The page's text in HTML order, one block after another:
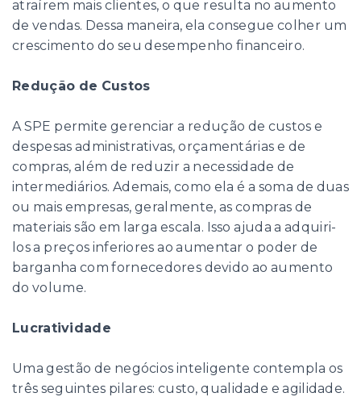
atraírem mais clientes, o que resulta no aumento
de vendas. Dessa maneira, ela consegue colher um
crescimento do seu desempenho financeiro.
Redução de Custos
A SPE permite gerenciar a redução de custos e
despesas administrativas, orçamentárias e de
compras, além de reduzir a necessidade de
intermediários. Ademais, como ela é a soma de duas
ou mais empresas, geralmente, as compras de
materiais são em larga escala. Isso ajuda a adquiri-
los a preços inferiores ao aumentar o poder de
barganha com fornecedores devido ao aumento
do volume.
Lucratividade
Uma gestão de negócios inteligente contempla os
três seguintes pilares: custo, qualidade e agilidade.